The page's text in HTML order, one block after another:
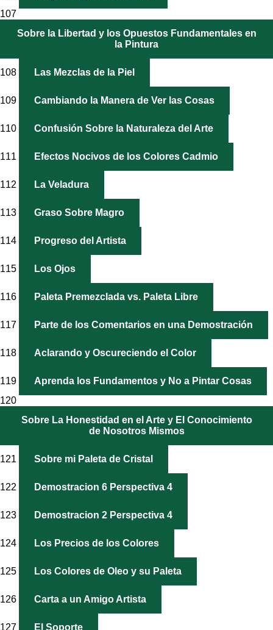
107
Sobre la Libertad y los Opuestos Fundamentales en
la Pintura
108 Las Mezclas de la Piel
109 Cambiando la Manera de Ver las Cosas
110 Confusión Sobre la Naturaleza del Arte
111 Efectos Nocivos de los Colores Cadmio
112 La Veladura
113 Graso Sobre Magro
114 Progreso del Artista
115 Los Ojos
116 Paleta Premezclada vs. Paleta Libre
117 Parte de los Comentarios en una Demostración
118 Aclarando y Oscureciendo el Color
119
Aprenda los Fundamentos y No a Pintar Cosas
120
Sobre La Honestidad en el Arte y El Conocimiento
de Nosotros Mismos
121 Sobre mi Paleta de Cristal
122 Demostracion 6 Perspectiva 4
123 Demostracion 2 Perspectiva 4
124 Los Precios de los Colores
125 Los Colores de Oleo y su Paleta
126 Carta a un Amigo Artista
127 El Soporte